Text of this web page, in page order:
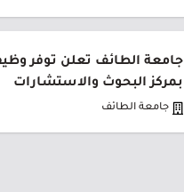
جامعة الطائف تعلن توفر
بمركز البحوث والاستشارات
جامعة الطائف